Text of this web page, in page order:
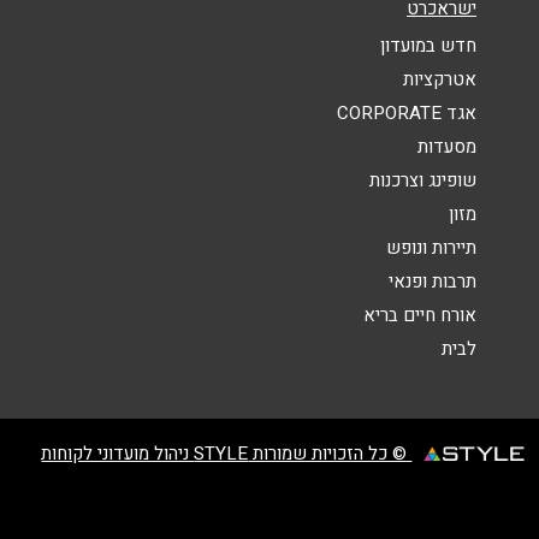
אנא חזרו אלי בקשר ל...
הודעה
ישראכרט
חדש במועדון
אטרקציות
אגד CORPORATE
מסעדות
שופינג וצרכנות
מזון
תיירות ונופש
תרבות ופנאי
אורח חיים בריא
לבית
© כל הזכויות שמורות STYLE ניהול מועדוני לקוחות